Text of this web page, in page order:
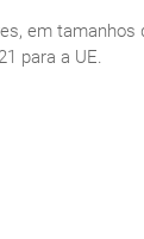
em
para a UE.